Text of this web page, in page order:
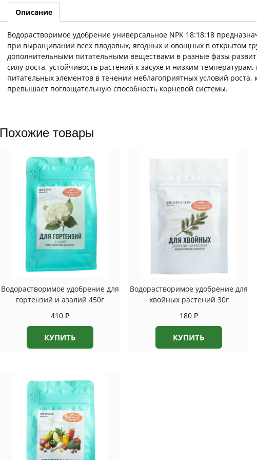
Описание
Водорастворимое удобрение универсальное NPK 18:18:18
при выращивании всех плодовых, ягодных и овощных в открытом
дополнительными питательными веществами в разные фазы
силу роста, устойчивость растений к засухе и низким
питательных элементов в течении неблагоприятных условий роста,
превышает поглощательную способность корневой системы.
Похожие товары
Водорастворимое удобрение для
гортензий и азалий 450г
410₽
КУПИТЬ
Водорастворимое удобрение для
хвойных растений 30г
180 ₽
КУПИТЬ